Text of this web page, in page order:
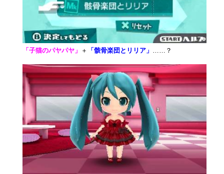
「子猫のパヤパヤ」 ＋ 「骸骨楽団とリリア」 ……？